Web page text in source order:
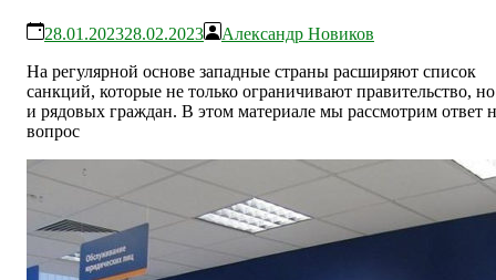
28.01.202328.02.2023
Александр Новиков
На регулярной основе западные страны расширяют список
санкций, которые не только ограничивают правительство, но
и рядовых граждан. В этом материале мы рассмотрим ответ
вопрос